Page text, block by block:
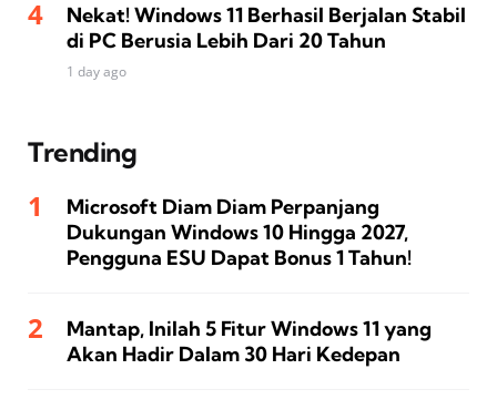
Nekat! Windows 11 Berhasil Berjalan Stabil
di PC Berusia Lebih Dari 20 Tahun
1 day ago
Trending
Microsoft Diam Diam Perpanjang
Dukungan Windows 10 Hingga 2027,
Pengguna ESU Dapat Bonus 1 Tahun!
Mantap, Inilah 5 Fitur Windows 11 yang
Akan Hadir Dalam 30 Hari Kedepan